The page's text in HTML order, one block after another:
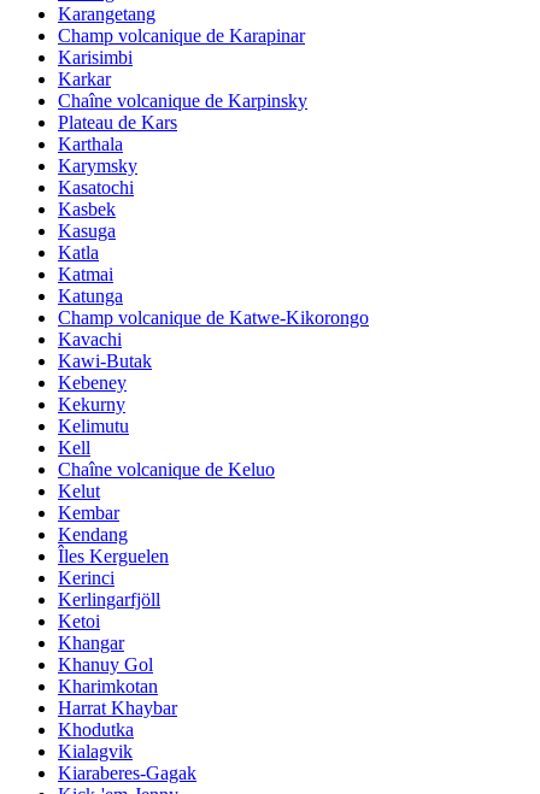
Karangetang
Champ volcanique de Karapinar
Karisimbi
Karkar
Chaîne volcanique de Karpinsky
Plateau de Kars
Karthala
Karymsky
Kasatochi
Kasbek
Kasuga
Katla
Katmai
Katunga
Champ volcanique de Katwe-Kikorongo
Kavachi
Kawi-Butak
Kebeney
Kekurny
Kelimutu
Kell
Chaîne volcanique de Keluo
Kelut
Kembar
Kendang
Îles Kerguelen
Kerinci
Kerlingarfjöll
Ketoi
Khangar
Khanuy Gol
Kharimkotan
Harrat Khaybar
Khodutka
Kialagvik
Kiaraberes-Gagak